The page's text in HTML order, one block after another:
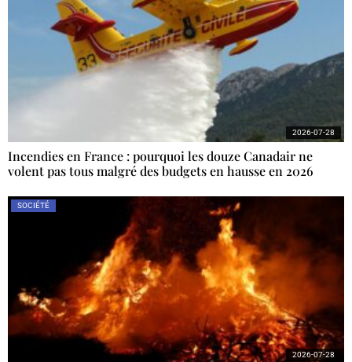
Incendies en France : pourquoi les douze Canadair ne
volent pas tous malgré des budgets en hausse en 2026
2026-07-28
SOCIÉTÉ
2026-07-28